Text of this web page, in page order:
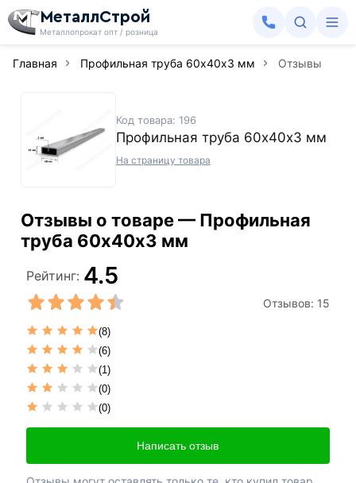
МеталлСтрой
Металлопрокат опт / розница
Главная Профильная труба 60х40х3 мм Отзывы
Код товара: 196
Профильная труба 60х40х3 мм
На страницу товара
Отзывы о товаре — Профильная
труба 60х40х3 мм
Рейтинг: 4.5
Отзывов: 15
(8)
(6)
(1)
(0)
(0)
Написать отзыв